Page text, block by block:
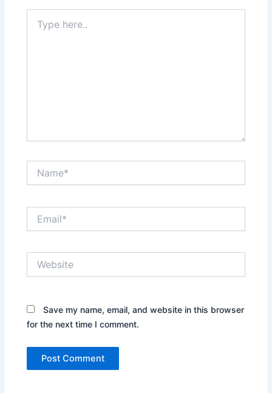
here..
Save my name, email, and website in this browser
for the next time I comment.